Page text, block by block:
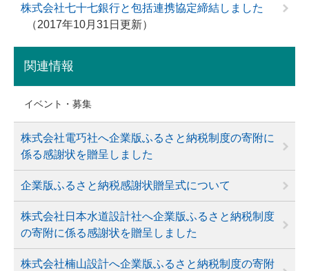
株式会社七十七銀行と包括連携協定締結しました
2017年10月31日更新
関連情報
イベント・募集
株式会社電巧社へ企業版ふるさと納税制度の寄附に
係る感謝状を贈呈しました
企業版ふるさと納税感謝状贈呈式について
株式会社日本水道設計社へ企業版ふるさと納税制度
の寄附に係る感謝状を贈呈しました
株式会社楠山設計へ企業版ふるさと納税制度の寄附